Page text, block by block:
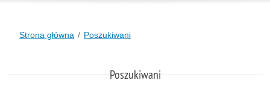
Strona główna Poszukiwani
Poszukiwani